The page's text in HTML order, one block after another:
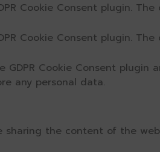
Cookie Consent plugin.
Cookie Consent plugin.
GDPR Cookie Consent
any personal data.
the content of the